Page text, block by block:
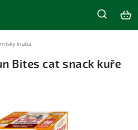
Inaba
Bites cat snack kuře